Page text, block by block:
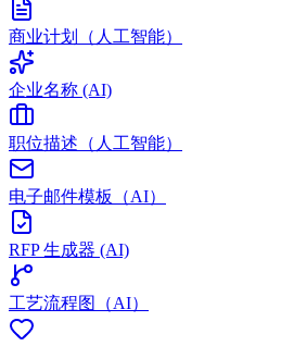
商业计划（人工智能）
企业名称 (AI)
职位描述（人工智能）
电子邮件模板（AI）
RFP 生成器 (AI)
工艺流程图（AI）